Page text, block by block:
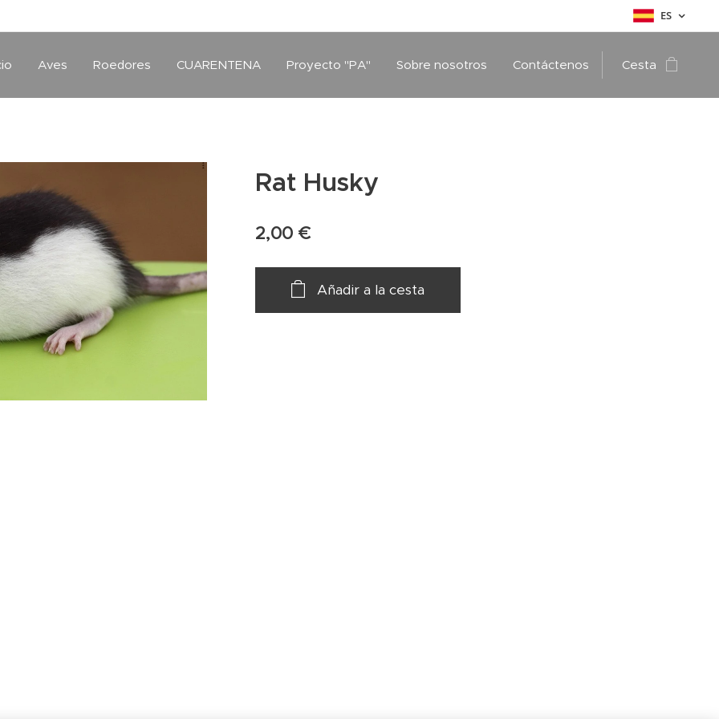
ES
Aves Roedores CUARENTENA Proyecto "PA" Sobre nosotros Contáctenos Cesta
Rat Husky
2,00 €
Añadir a la cesta